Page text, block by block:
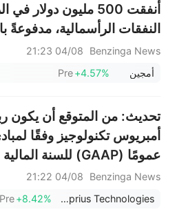
أنفقت 500 مليون دولار
النفقات الرأسمالية، مدفوعةً
مواقع التصنيع الأمريكية؛
إنفاق حوالي 2.6 مليار
Benzinga News
04/08 21:23
أمجين
+4.57%
Pre
تحديث: من المتوقع أن يكون
أمبريوس تكنولوجيز وفقًا
تقديريًا؛ ومن المتوقع أن
Benzinga News
04/08 21:22
Amprius Technologies
+8.42%
Pre